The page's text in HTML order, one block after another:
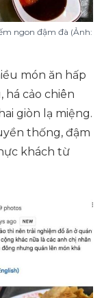
ngon đậm đà (Ảnh:
món ăn hấp
há cảo chiên
giòn lạ miệng.
thống, đậm
khách từ